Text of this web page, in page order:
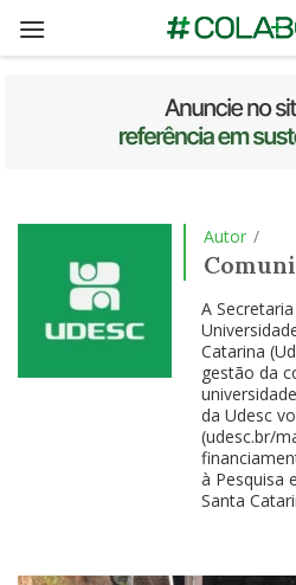
Autor /
A
Catarina
gestão da
da Udesc
(udesc.br/
à Pesquisa
Santa